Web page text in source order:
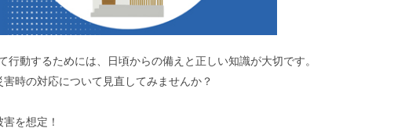
行動するためには、日頃からの備えと正しい知識が大切です。
時の対応について見直してみませんか？
を想定！